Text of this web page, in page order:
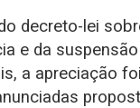
decreto-lei
e da
a apreciação